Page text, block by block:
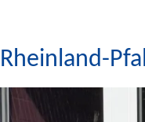
Rheinland-